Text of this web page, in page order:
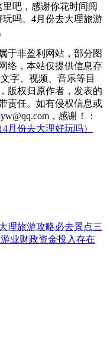
吧，感谢你花时间阅
吗、4月份去大理旅游
于非盈利网站，部分图
络，本站仅提供信息存
字、视频、音乐等目
版权归原作者，发表的
责任。如有侵权信息或
，感谢！：
月份去大理好玩吗）
理旅游攻略必去景点三
业财政资金投入存在